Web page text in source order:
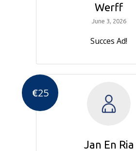
Werff
June 3, 2026
Succes Ad!
€25
Jan En Ria